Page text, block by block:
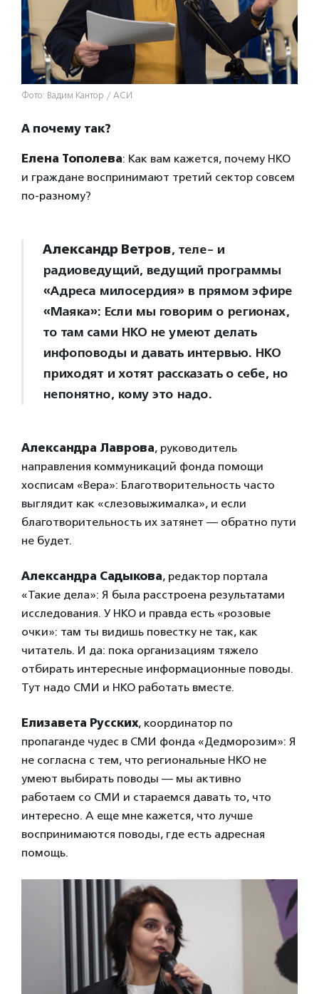
Фото: Вадим Кантор / АСИ
А почему так?
Елена Тополева: Как вам кажется, почему НКО
и граждане воспринимают третий сектор совсем
по-разному?
Александр Ветров, теле- и
радиоведущий, ведущий программы
«Адреса милосердия» в прямом эфире
«Маяка»: Если мы говорим о регионах,
то там сами НКО не умеют делать
инфоповоды и давать интервью. НКО
приходят и хотят рассказать о себе, но
непонятно, кому это надо.
Александра Лаврова, руководитель
направления коммуникаций фонда помощи
хосписам «Вера»: Благотворительность часто
выглядит как «слезовыжималка», и если
благотворительность их затянет — обратно пути
не будет.
Александра Садыкова, редактор портала
«Такие дела»: Я была расстроена результатами
исследования. У НКО и правда есть «розовые
очки»: там ты видишь повестку не так, как
читатель. И да: пока организациям тяжело
отбирать интересные информационные поводы.
Тут надо СМИ и НКО работать вместе.
Елизавета Русских, координатор по
пропаганде чудес в СМИ фонда «Дедморозим»: Я
не согласна с тем, что региональные НКО не
умеют выбирать поводы — мы активно
работаем со СМИ и стараемся давать то, что
интересно. А еще мне кажется, что лучше
воспринимаются поводы, где есть адресная
помощь.